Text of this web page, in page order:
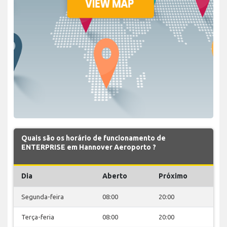
Quais são os horário de funcionamento de
ENTERPRISE em Hannover Aeroporto ?
Dia Aberto Próximo
Segunda-feira 08:00 20:00
Terça-feria 08:00 20:00